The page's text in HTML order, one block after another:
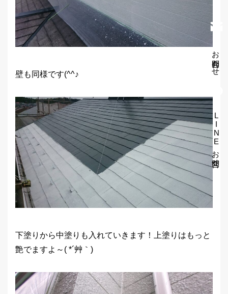
壁も同様です(^^♪
下塗りから中塗りも入れていきます！上塗りはもっと
艶でますよ～( *´艸｀)
お問合わせ
LINEお問合せ